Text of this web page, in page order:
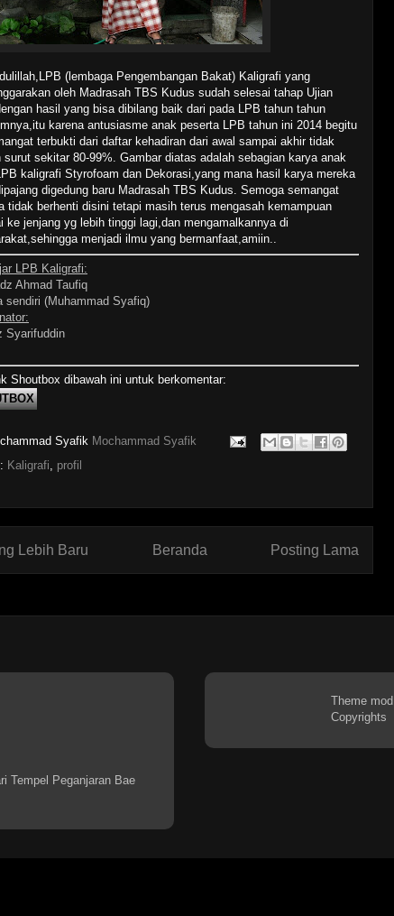
(lembaga Pengembangan Bakat) Kaligrafi yang
oleh Madrasah TBS Kudus sudah selesai tahap Ujian
hasil yang bisa dibilang baik dari pada LPB tahun tahun
karena antusiasme anak peserta LPB tahun ini 2014 begitu
terbukti dari daftar kehadiran dari awal sampai akhir tidak
surut sekitar 80-99%. Gambar diatas adalah sebagian karya anak
kaligrafi Styrofoam dan Dekorasi,yang mana hasil karya mereka
digedung baru Madrasah TBS Kudus. Semoga semangat
tidak berhenti disini tetapi masih terus mengasah kemampuan
ke jenjang yg lebih tinggi lagi,dan mengamalkannya di
menjadi ilmu yang bermanfaat,amiin..
LPB Kaligrafi:
Ahmad Taufiq
sendiri (Muhammad Syafiq)
Syarifuddin
Shoutbox dibawah ini untuk berkomentar:
Syafik Mochammad Syafik
Kaligrafi, profil
Lebih Baru Posting Lama
Beranda
Tempel Peganjaran Bae
Theme mod
Copyrights